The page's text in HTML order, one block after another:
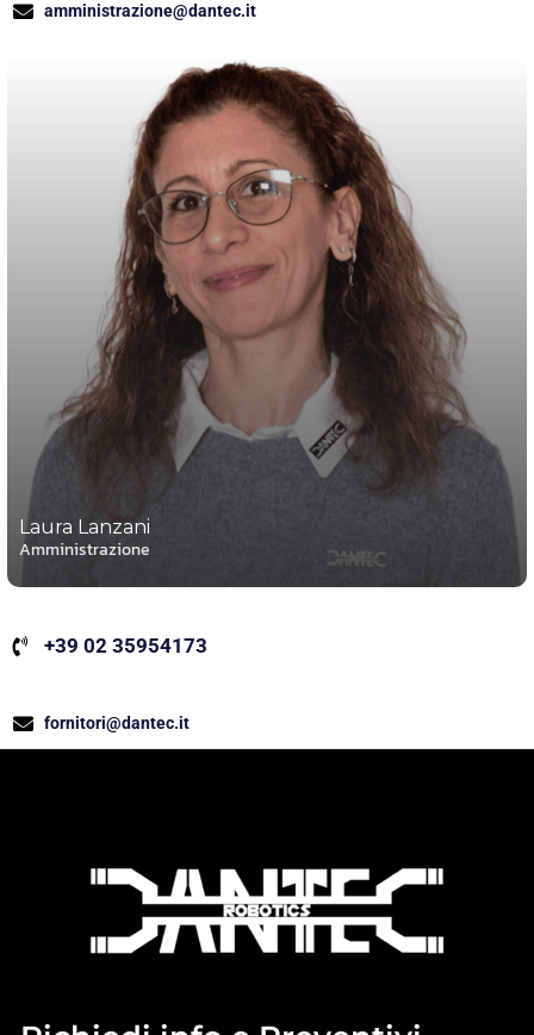
amministrazione@dantec.it
Laura Lanzani
Amministrazione
+39 02 35954173
fornitori@dantec.it